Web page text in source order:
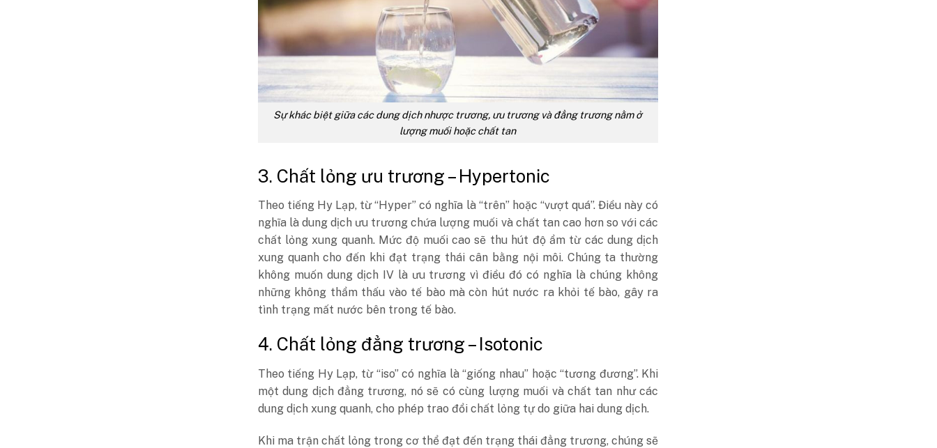
Sự khác biệt giữa các dung dịch nhược trương, ưu trương và đẳng trương nằm ở
lượng muối hoặc chất tan
3. Chất lỏng ưu trương – Hypertonic
Theo tiếng Hy Lạp, từ “Hyper” có nghĩa là “trên” hoặc “vượt quá”. Điều này có
nghĩa là dung dịch ưu trương chứa lượng muối và chất tan cao hơn so với các
chất lỏng xung quanh. Mức độ muối cao sẽ thu hút độ ẩm từ các dung dịch
xung quanh cho đến khi đạt trạng thái cân bằng nội môi. Chúng ta thường
không muốn dung dịch IV là ưu trương vì điều đó có nghĩa là chúng không
những không thẩm thấu vào tế bào mà còn hút nước ra khỏi tế bào, gây ra
tình trạng mất nước bên trong tế bào.
4. Chất lỏng đẳng trương – Isotonic
Theo tiếng Hy Lạp, từ “iso” có nghĩa là “giống nhau” hoặc “tương đương”. Khi
một dung dịch đẳng trương, nó sẽ có cùng lượng muối và chất tan như các
dung dịch xung quanh, cho phép trao đổi chất lỏng tự do giữa hai dung dịch.
Khi ma trận chất lỏng trong cơ thể đạt đến trạng thái đẳng trương, chúng sẽ